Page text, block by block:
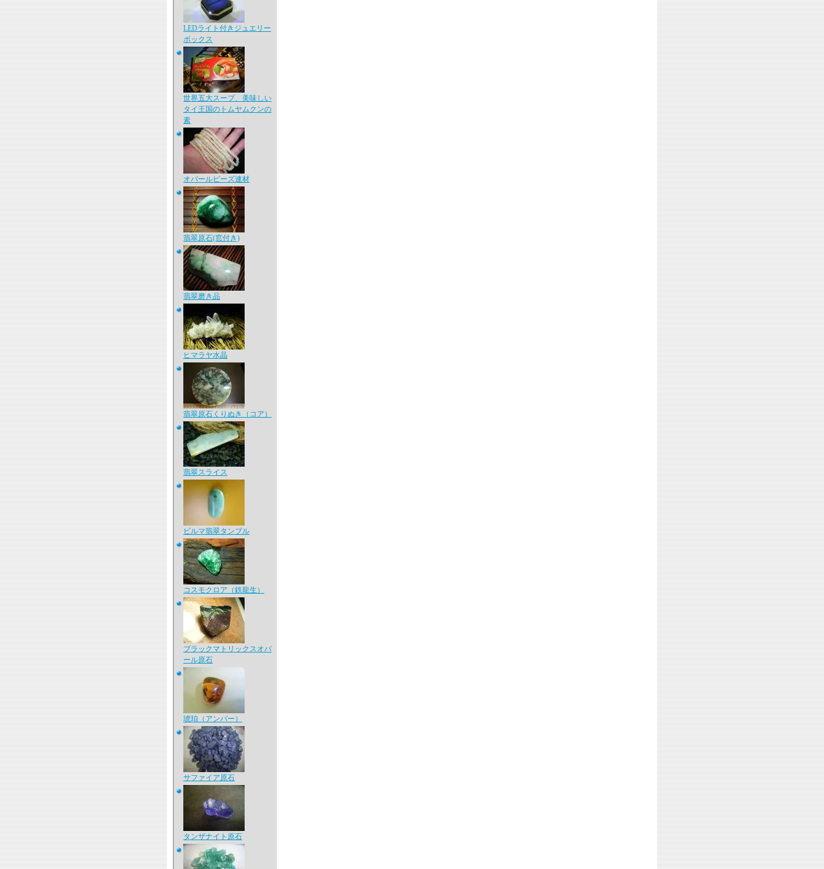
LEDライト付きジュエリー
ボックス
世界五大スープ、美味しい
タイ王国のトムヤムクンの
素
オパールビーズ連材
翡翠原石(窓付き)
翡翠磨き品
ヒマラヤ水晶
翡翠原石くりぬき（コア）
翡翠スライス
ビルマ翡翠タンブル
コスモクロア（鉄龍生）
ブラックマトリックスオパ
ール原石
琥珀（アンバー）
サファイア原石
タンザナイト原石